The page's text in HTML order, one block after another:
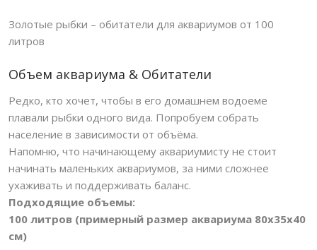
Золотые рыбки – обитатели для аквариумов от 100
литров
Объем аквариума & Обитатели
Редко, кто хочет, чтобы в его домашнем водоеме
плавали рыбки одного вида. Попробуем собрать
население в зависимости от объёма.
Напомню, что начинающему аквариумисту не стоит
начинать маленьких аквариумов, за ними сложнее
ухаживать и поддерживать баланс.
Подходящие объемы:
100 литров (примерный размер аквариума 80х35х40
см)